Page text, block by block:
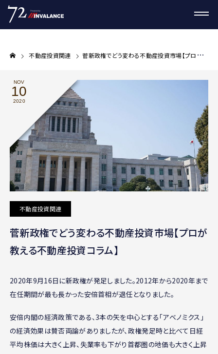
不動産投資関連 菅新政権でどう変わる不動産投資市場【プロが教える不動産投資コラム】
NOV
10
2020
不動産投資関連
菅新政権でどう変わる不動産投資市場【プロが
教える不動産投資コラム】
2020年9月16日に新政権が発足しました。2012年から2020年まで
在任期間が最も長かった安倍首相が退任となりました。
安倍内閣の経済政策である、3本の矢を中心とする「アベノミクス」
の経済効果は賛否両論がありましたが、政権発足時と比べて日経
平均株価は大きく上昇、失業率も下がり首都圏の地価も大きく上昇